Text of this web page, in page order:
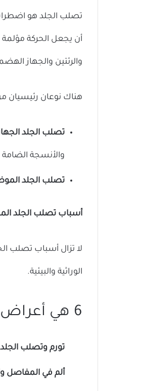
تصلب الجلد هو
أن يجعل الحركة مؤلمة
والرئتين والجهاز
هناك نوعان رئيسيان
تصلب الجلد
والأنسجة
تصلب الجلد
أسباب تصلب الجلد
لا تزال أسباب تصلب
الوراثية والبيئية.
6 هي أعراض التصلب المجموعي
تورم وتصلب الجلد
ألم في المفاصل